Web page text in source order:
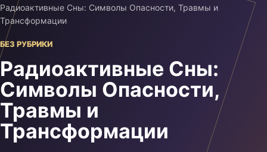
Радиоактивные Сны: Символы Опасности, Травмы и
Трансформации
БЕЗ РУБРИКИ
Радиоактивные Сны:
Символы Опасности,
Травмы и
Трансформации